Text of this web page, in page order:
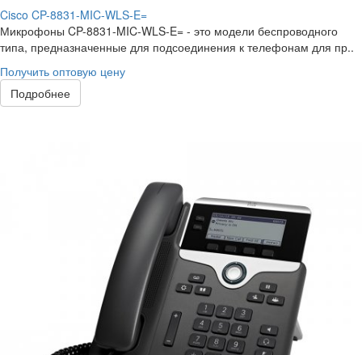
Cisco CP-8831-MIC-WLS-E=
Микрофоны CP-8831-MIC-WLS-E= - это модели беспроводного
типа, предназначенные для подсоединения к телефонам для пр..
Получить оптовую цену
Подробнее